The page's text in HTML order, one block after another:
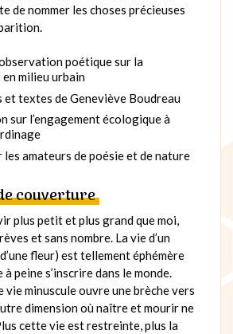
de nommer les choses précieuses
poétique sur la
milieu urbain
textes de Geneviève Boudreau
sur l’engagement écologique à
amateurs de poésie et de nature
couverture
plus petit et plus grand que moi,
et sans nombre. La vie d’un
fleur) est tellement éphémère
à peine s’inscrire dans le monde.
vie minuscule ouvre une brèche vers
dimension où naître et mourir ne
cette vie est restreinte, plus la